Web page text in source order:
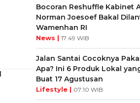
Bocoran Reshuffle Kabinet
Norman Joesoef Bakal
Wamenhan RI
News | 17:49 WIB
Jalan Santai Cocoknya
Apa? Ini 6 Produk Lokal
Buat 17 Agustusan
Lifestyle | 07:10 WIB